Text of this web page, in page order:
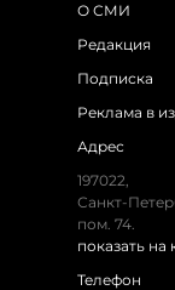
О СМИ
Редакция
Подписка
Реклама в
Адрес
197022,
Санкт-
пом. 74.
показать на
Телефон